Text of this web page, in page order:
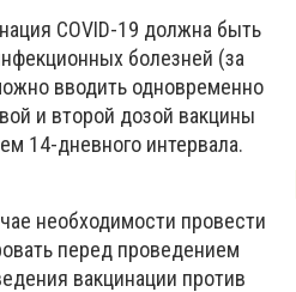
COVID-19 должна быть
болезней (за
вводить одновременно
и второй дозой вакцины
14-дневного интервала.
необходимости провести
перед проведением
вакцинации против